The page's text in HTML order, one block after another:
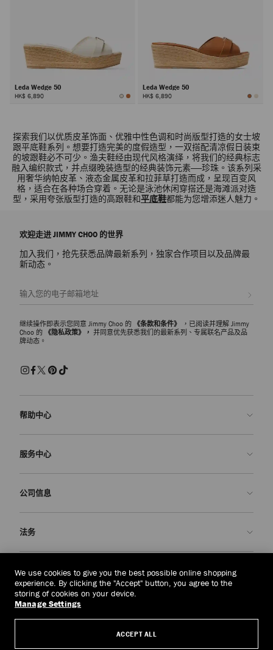
Leda Wedge 50
HK$ 6,890
Leda Wedge 50
HK$ 6,890
探索我们以优质皮革饰面、优雅中性色调和时尚版型打造的女士坡
跟平底鞋系列。想要打造完美的度假造型，一双搭配清凉假日装束
的坡跟鞋必不可少。渔夫鞋经由现代风格演绎，将我们的经典标志
融入编织款式，并点缀晚装造型的经典装饰元素——珍珠。该系列采
用奢华纳帕皮革、液态金属皮革和拉菲草打造而成，呈现百变风
格，适合在各种场合穿着。无论是泳池休闲穿搭还是海滩派对造
型，采用夸张版型打造的高跟鞋和平底鞋都能为您增添迷人魅力。
欢迎走进 JIMMY CHOO 的世界
加入我们，抢先获悉品牌最新系列，独家合作项目以及品牌最
新动态。
继续操作即表示您同意 Jimmy Choo 的 《条款和条件》
，已阅读并理解 Jimmy
Choo 的 《隐私政策》， 并同意优先获悉我们的最新系列、专属联名产品及品
牌动态。
帮助中心
常见问题解答
提交退货
送货
服务中心
定制服务
保修服务
公司信息
我们的历史
我们的影响与责任
我們的影響與責任
匠心工艺
法务
条款与条件
被遗忘权
主体访问请求表
中国香港(HK$)
We use cookies to give you the best possible online shopping
experience. By clicking the "Accept" button, you agree to the
storing of cookies on your device.
Manage Settings
ACCEPT ALL